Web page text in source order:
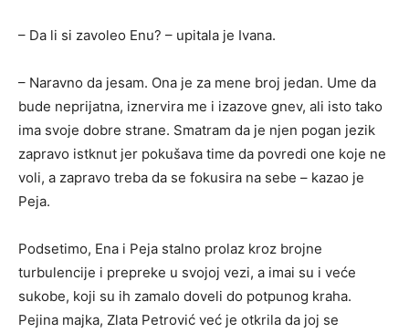
– Da li si zavoleo Enu? – upitala je Ivana.
– Naravno da jesam. Ona je za mene broj jedan. Ume da
bude neprijatna, iznervira me i izazove gnev, ali isto tako
ima svoje dobre strane. Smatram da je njen pogan jezik
zapravo istknut jer pokušava time da povredi one koje ne
voli, a zapravo treba da se fokusira na sebe – kazao je
Peja.
Podsetimo, Ena i Peja stalno prolaz kroz brojne
turbulencije i prepreke u svojoj vezi, a imai su i veće
sukobe, koji su ih zamalo doveli do potpunog kraha.
Pejina majka, Zlata Petrović već je otkrila da joj se